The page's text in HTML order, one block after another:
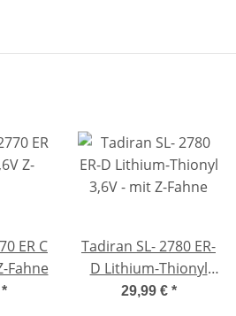
ER C
Fahne
*
Tadiran SL- 2780 ER-
D Lithium-Thionyl
3,6V - mit Z-Fahne
29,99 € *